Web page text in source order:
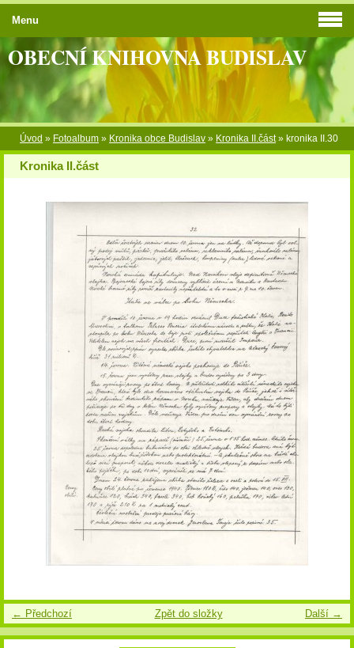
OBECNÍ KNIHOVNA BUDISLAV
Úvod » Fotoalbum » Kronika obce Budislav » Kronika II.část» kronika II.30
Kronika II.část
← Předchozí Další →
Zpět do složky
Menu